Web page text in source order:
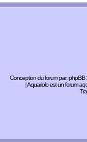
Conception du forum par:phpBB
| Aquariolo est un forum